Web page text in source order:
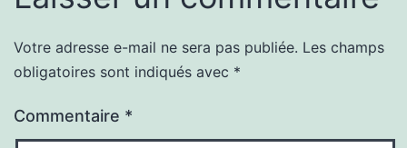
Votre adresse e-mail ne sera pas publiée. Les champs
obligatoires sont indiqués avec *
Commentaire *